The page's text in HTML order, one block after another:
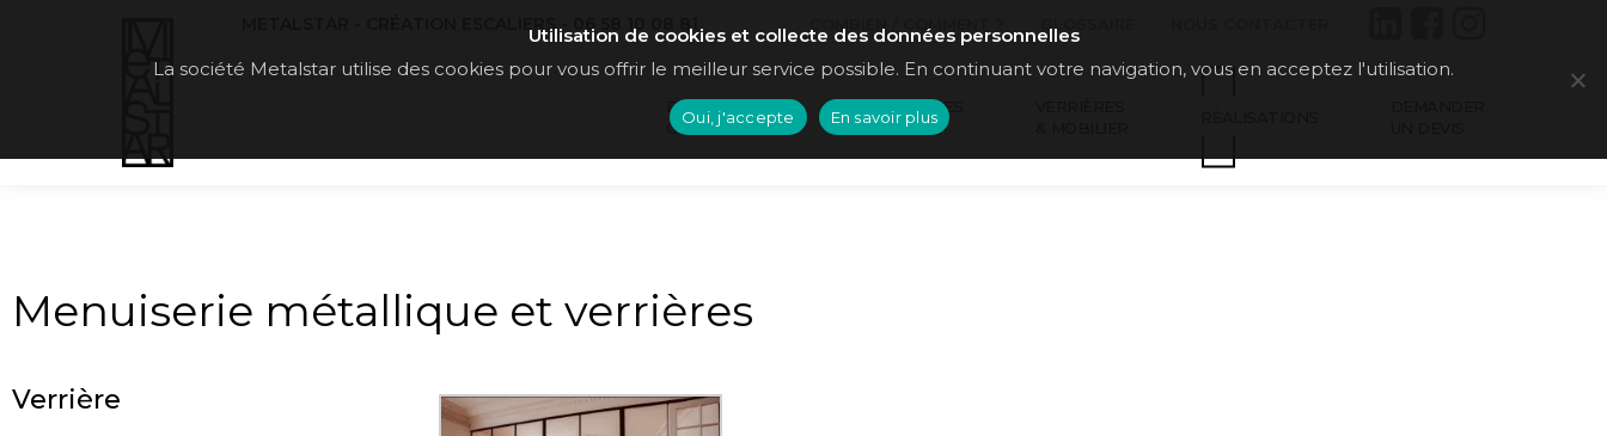
ESCALIERS
GARDE-CORPS
STRUCTURES
MÉTAL
Menuiserie métallique et verrières
Verrière
Utilisation de cookies et collecte des données personnelles
La société Metalstar utilise des cookies pour vous offrir le meilleur service possible. En continuant votre navigation, vous en acceptez l'utilisation.
Oui, j'accepte En savoir plus